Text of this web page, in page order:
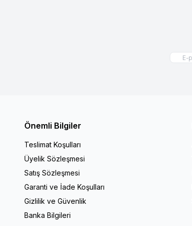
Önemli Bilgiler
Teslimat Koşulları
Üyelik Sözleşmesi
Satış Sözleşmesi
Garanti ve İade Koşulları
Gizlilik ve Güvenlik
Banka Bilgileri